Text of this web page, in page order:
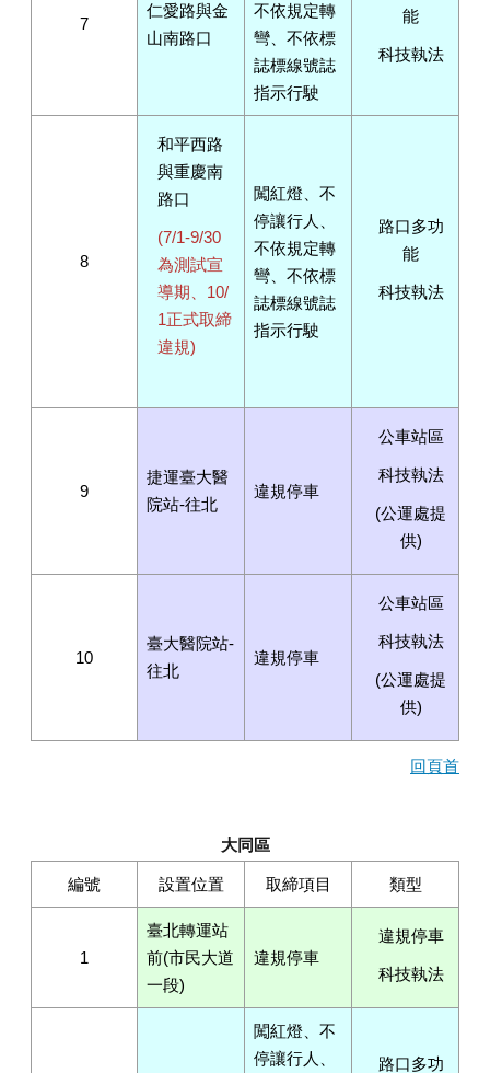
7
仁愛路與金
山南路口
不依規定轉
彎、不依標
誌標線號誌
指示行駛
能
科技執法
8
和平西路
與重慶南
路口
(7/1-9/30
為測試宣
導期、10/
1正式取締
違規)
闖紅燈、不
停讓行人、
不依規定轉
彎、不依標
誌標線號誌
指示行駛
路口多功
能
科技執法
9
捷運臺大醫
院站-往北
違規停車
公車站區
科技執法
(公運處提
供)
10
臺大醫院站-
往北
違規停車
公車站區
科技執法
(公運處提
供)
回頁首
大同區
編號 設置位置 取締項目 類型
1
臺北轉運站
前(市民大道
一段)
違規停車
違規停車
科技執法
闖紅燈、不
停讓行人、
路口多功